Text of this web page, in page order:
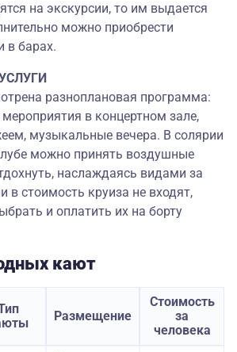
на экскурсии, то им выдается
можно приобрести
в барах.
разноплановая программа:
в концертном зале,
музыкальные вечера. В солярии
можно принять воздушные
наслаждаясь видами за
в стоимость круиза не входят,
и оплатить их на борту
кают
Размещение
Стоимость
за
человека